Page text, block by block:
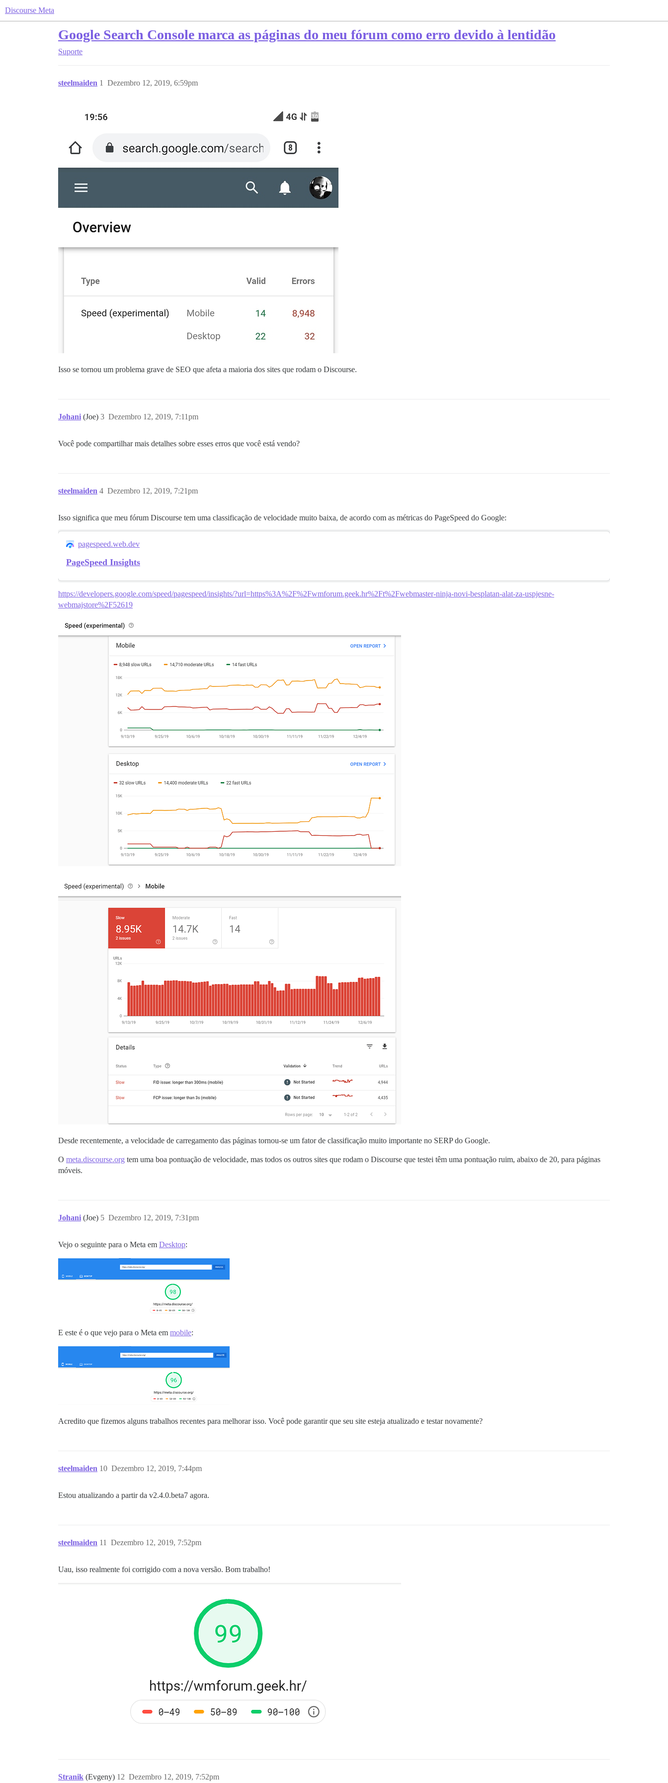
Discourse Meta
Google Search Console marca as páginas do meu fórum como erro devido à lentidão
Suporte
steelmaiden Dezembro 12, 2019, 6:59pm
1
Isso se tornou um problema grave de SEO que afeta a maioria dos sites que rodam o Discourse.
Johani (Joe) Dezembro 12, 2019, 7:11pm
3
Você pode compartilhar mais detalhes sobre esses erros que você está vendo?
steelmaiden Dezembro 12, 2019, 7:21pm
4
Isso significa que meu fórum Discourse tem uma classificação de velocidade muito baixa, de acordo com as métricas do PageSpeed do Google:
pagespeed.web.dev
PageSpeed Insights
https://developers.google.com/speed/pagespeed/insights/?url=https%3A%2F%2Fwmforum.geek.hr%2Ft%2Fwebmaster-ninja-novi-besplatan-alat-za-uspjesne-
webmajstore%2F52619
Desde recentemente, a velocidade de carregamento das páginas tornou-se um fator de classificação muito importante no SERP do Google.
O meta.discourse.org tem uma boa pontuação de velocidade, mas todos os outros sites que rodam o Discourse que testei têm uma pontuação ruim, abaixo de 20, para páginas
móveis.
Johani (Joe) Dezembro 12, 2019, 7:31pm
5
Vejo o seguinte para o Meta em Desktop:
E este é o que vejo para o Meta em mobile:
Acredito que fizemos alguns trabalhos recentes para melhorar isso. Você pode garantir que seu site esteja atualizado e testar novamente?
steelmaiden Dezembro 12, 2019, 7:44pm
10
Estou atualizando a partir da v2.4.0.beta7 agora.
steelmaiden Dezembro 12, 2019, 7:52pm
11
Uau, isso realmente foi corrigido com a nova versão. Bom trabalho!
Stranik (Evgeny) Dezembro 12, 2019, 7:52pm
12